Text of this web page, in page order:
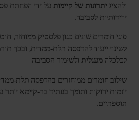
ולהציג יתרונות של קיימות על ידי הפחתת
ידידותיות לסביבה.
סוגי חומרים שונים כגון פלסטיק ממוחזר,
לשינוי ייעוד להדפסה תלת-ממדית, ובכך
לכלכלהמעגלית ולשימור הסביבה.
שילוב חומרים ממוחזרים בהדפסה תלת-
יוזמות ירוקות ותומך בעתיד בר-קיימא יותר
תוספתיים.